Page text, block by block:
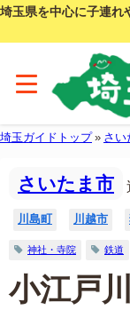
埼玉県を中心に子連れ
埼玉ガイドトップ» さい
さいたま市
川島町 川越市
神社・寺院 鉄道
小江戸